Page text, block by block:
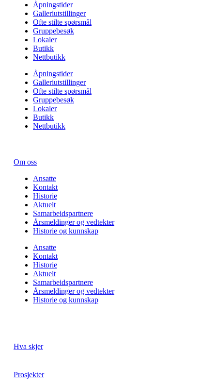
Åpningstider
Galleriutstillinger
Ofte stilte spørsmål
Gruppebesøk
Lokaler
Butikk
Nettbutikk
Åpningstider
Galleriutstillinger
Ofte stilte spørsmål
Gruppebesøk
Lokaler
Butikk
Nettbutikk
Om oss
Ansatte
Kontakt
Historie
Aktuelt
Samarbeids­partnere
Årsmeldinger og vedtekter
Historie og kunnskap
Ansatte
Kontakt
Historie
Aktuelt
Samarbeids­partnere
Årsmeldinger og vedtekter
Historie og kunnskap
Hva skjer
Prosjekter